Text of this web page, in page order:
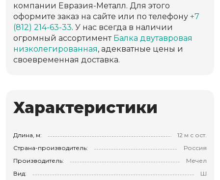
компании Евразия-Металл. Для этого
оформите заказ на сайте или по телефону +7
(812) 214-63-33. У нас всегда в наличии
огромный ассортимент Балка двутавровая
низколегированная, адекватные цены и
своевременная доставка.
Характеристики
Длина, м:
12 м с ост.
Страна-производитель:
Россия
Производитель:
Мечел
Вид:
Ш